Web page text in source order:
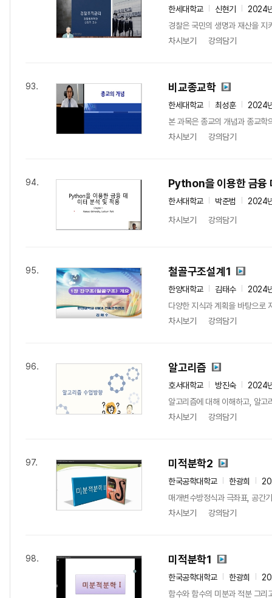
한세대학교 신현기
2024
경찰은 국민의 생명과 재산을 지
차시보기
강의담기
93. 비교종교학
한세대학교 최성훈
2024
본 과목은 종교의 개념과 종교학
차시보기
강의담기
94. Python을 이용한 금융
한서대학교 박준범
2024
차시보기
강의담기
95. 철골구조설계1
한양대학교 김태수
2024
다양한 지식과 계획을 바탕으로
차시보기
강의담기
96. 알고리즘
호서대학교 방진숙
2024
알고리즘에 대해 이해하고, 알
차시보기
강의담기
97. 미적분학2
한국공학대학교 한광희
매개변수방정식과 극좌표, 공간
차시보기
강의담기
98. 미적분학1
한국공학대학교 한광희
함수와 함수의 미분과 적분 그리